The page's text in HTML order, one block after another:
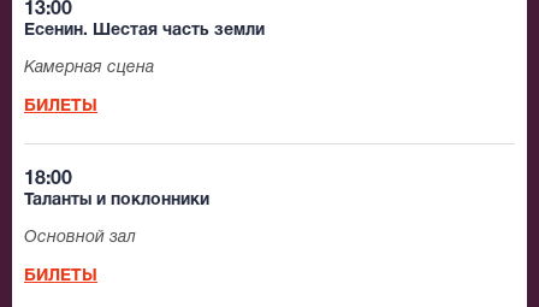
13:00
Есенин. Шестая часть земли
Камерная сцена
БИЛЕТЫ
18:00
Таланты и поклонники
Основной зал
БИЛЕТЫ